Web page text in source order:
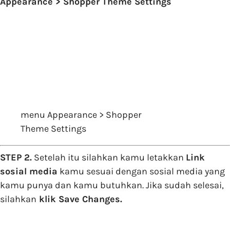
menu Appearance > Shopper
Theme Settings
STEP 2. Setelah itu silahkan kamu letakkan Link
sosial media kamu sesuai dengan sosial media yang
kamu punya dan kamu butuhkan. Jika sudah selesai,
silahkan klik Save Changes.